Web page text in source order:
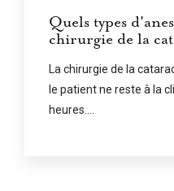
Quels types
chirurgie de la
La chirurgie de la
le patient ne reste à la
heures....